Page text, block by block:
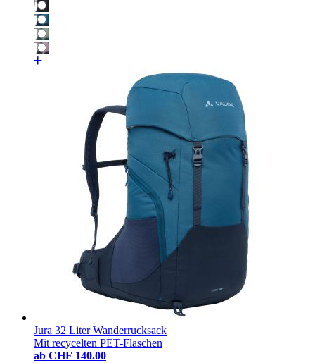
Jura 32 Liter Wanderrucksack
Mit recycelten PET-Flaschen
ab CHF 140.00